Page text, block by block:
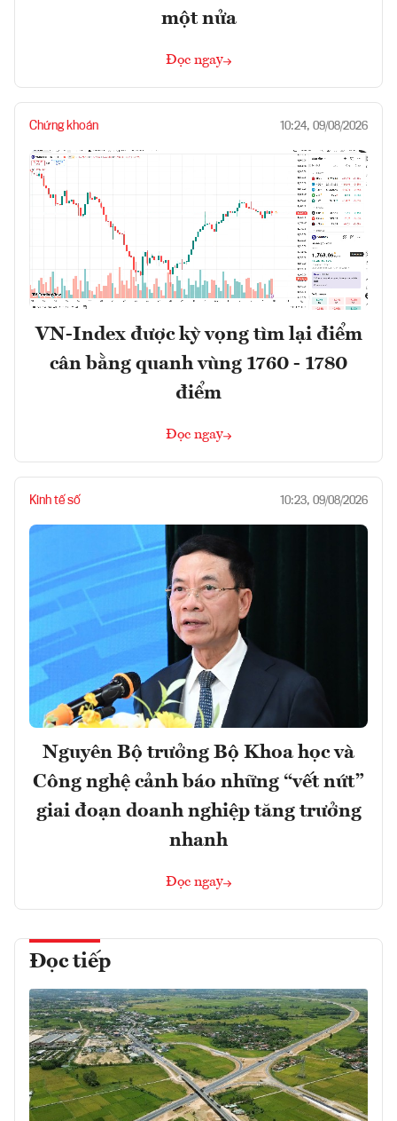
một nửa
Đọc ngay
Chứng khoán 10:24, 09/08/2026
VN-Index được kỳ vọng tìm lại điểm
cân bằng quanh vùng 1760 - 1780
điểm
Đọc ngay
Kinh tế số 10:23, 09/08/2026
Nguyên Bộ trưởng Bộ Khoa học và
Công nghệ cảnh báo những “vết nứt”
giai đoạn doanh nghiệp tăng trưởng
nhanh
Đọc ngay
Đọc tiếp